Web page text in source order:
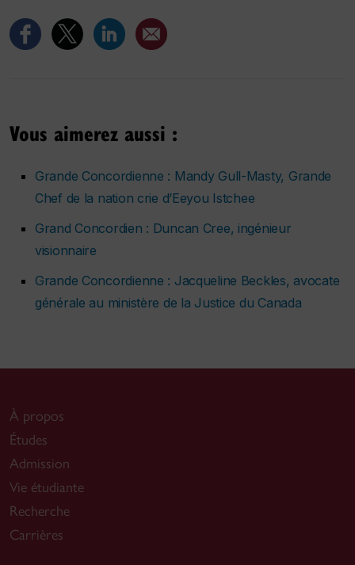
Vous aimerez aussi :
Grande Concordienne : Mandy Gull-Masty, Grande
Chef de la nation crie d’Eeyou Istchee
Grand Concordien : Duncan Cree, ingénieur
visionnaire
Grande Concordienne : Jacqueline Beckles, avocate
générale au ministère de la Justice du Canada
À propos
Études
Admission
Vie étudiante
Recherche
Carrières